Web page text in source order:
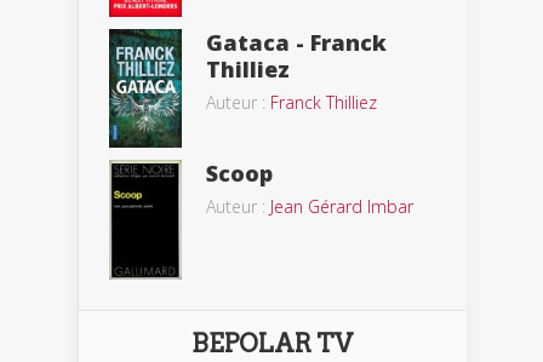
Gataca - Franck
Thilliez
Auteur : Franck Thilliez
Scoop
Auteur : Jean Gérard Imbar
BEPOLAR TV